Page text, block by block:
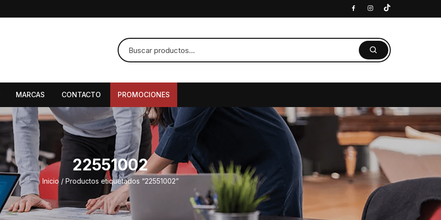
MARCAS CONTACTO PROMOCIONES
22551002
Inicio/ Productos etiquetados “22551002”